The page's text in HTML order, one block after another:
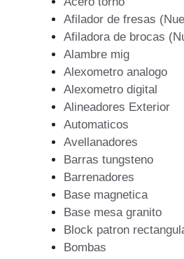
Afilador de fresas
Afiladora de brocas
Alambre mig
Alexometro analogo
Alexometro digital
Alineadores Exterior
Automaticos
Avellanadores
Barras tungsteno
Barrenadores
Base magnetica
Base mesa granito
Block patron
Bombas